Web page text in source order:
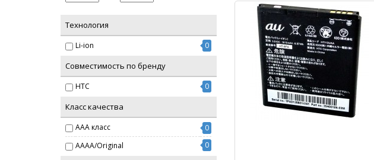
Технология
Li-ion 0
Совместимость по бренду
HTC 0
Класс качества
AAA класс
0
AAAA/Original
0